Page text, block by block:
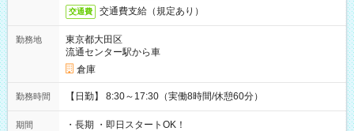
交通費 交通費支給（規定あり）
勤務地
東京都大田区
流通センター駅から車
倉庫
勤務時間 【日勤】 8:30～17:30（実働8時間/休憩60分）
期間 ・長期 ・即日スタートOK！